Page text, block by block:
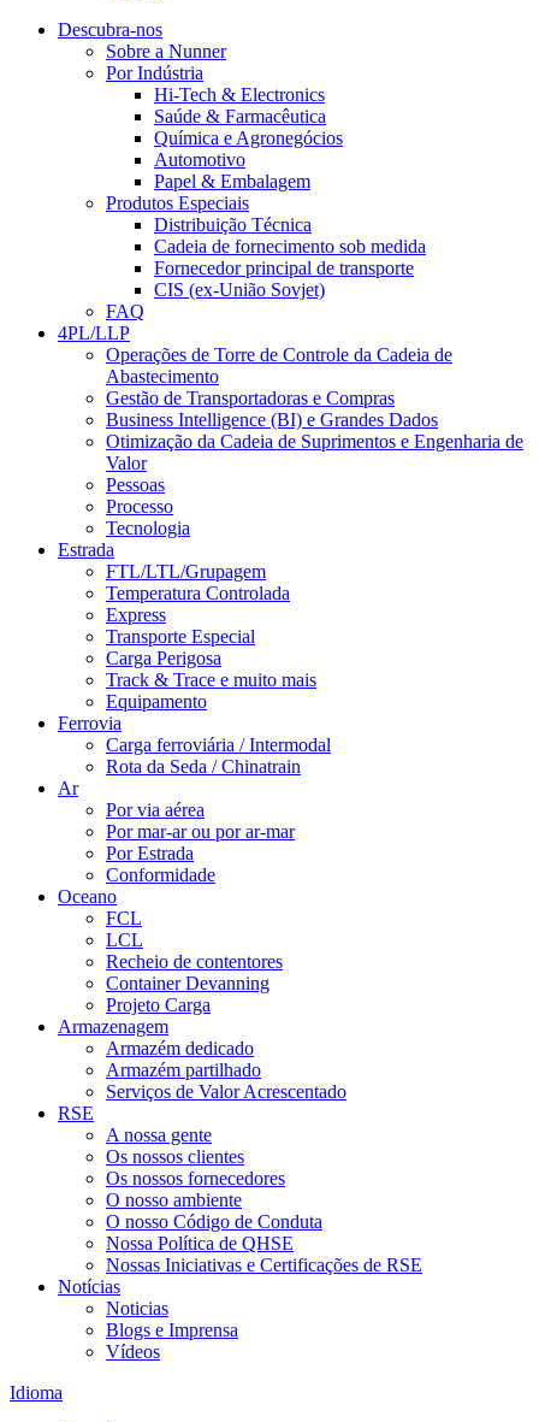
Descubra-nos
Sobre a Nunner
Por Indústria
Hi-Tech & Electronics
Saúde & Farmacêutica
Química e Agronegócios
Automotivo
Papel & Embalagem
Produtos Especiais
Distribuição Técnica
Cadeia de fornecimento sob medida
Fornecedor principal de transporte
CIS (ex-União Sovjet)
FAQ
4PL/LLP
Operações de Torre de Controle da Cadeia de
Abastecimento
Gestão de Transportadoras e Compras
Business Intelligence (BI) e Grandes Dados
Otimização da Cadeia de Suprimentos e Engenharia de
Valor
Pessoas
Processo
Tecnologia
Estrada
FTL/LTL/Grupagem
Temperatura Controlada
Express
Transporte Especial
Carga Perigosa
Track & Trace e muito mais
Equipamento
Ferrovia
Carga ferroviária / Intermodal
Rota da Seda / Chinatrain
Ar
Por via aérea
Por mar-ar ou por ar-mar
Por Estrada
Conformidade
Oceano
FCL
LCL
Recheio de contentores
Container Devanning
Projeto Carga
Armazenagem
Armazém dedicado
Armazém partilhado
Serviços de Valor Acrescentado
RSE
A nossa gente
Os nossos clientes
Os nossos fornecedores
O nosso ambiente
O nosso Código de Conduta
Nossa Política de QHSE
Nossas Iniciativas e Certificações de RSE
Notícias
Noticias
Blogs e Imprensa
Vídeos
Idioma